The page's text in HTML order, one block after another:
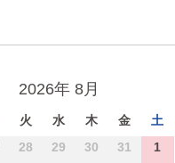
2026年 8月
火 水 木 金
土
28 29 30 31
1